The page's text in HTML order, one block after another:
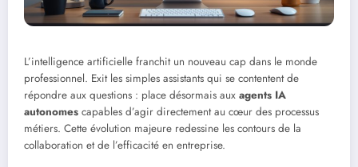
L’intelligence artificielle franchit un nouveau cap dans le monde
professionnel. Exit les simples assistants qui se contentent de
répondre aux questions : place désormais aux agents IA
autonomes capables d’agir directement au cœur des processus
métiers. Cette évolution majeure redessine les contours de la
collaboration et de l’efficacité en entreprise.